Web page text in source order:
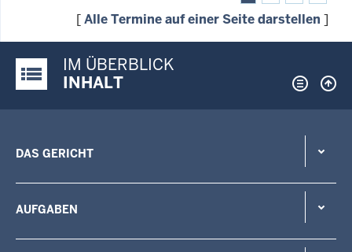
[Alle Termine auf einer Seite darstellen ]
Justiz-Portal im Überblick:
IM ÜBERBLICK
INHALT
DAS GERICHT
AUFGABEN